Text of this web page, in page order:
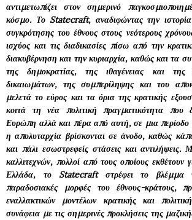
αντιμετωπίζει στον σημερινό
κόσμο. Το Statecraft, αναδιφώντας την ιστορία
συγκρότησης του έθνους στους νεότερους
ισχύος και τις διαδικασίες πίσω από την
διακυβέρνηση και την κυριαρχία, καθώς και τα
της δημοκρατίας, της ιθαγένειας και της
δικαιωμάτων, της συμπερίληψης και του
μελετά το εύρος και τα όρια της κρατικής
κοιτά τη νέα πολιτική πραγματικότητα που
Ευρώπη αλλά και πέρα από αυτή, σε μια περίοδο
η απολυταρχία βρίσκονται σε άνοδο, καθώς
και πάλι εσωστρεφείς στάσεις και
καλλιτεχνών, πολλοί από τους οποίους
Ελλάδα, το Statecraft στρέφει το βλέμμα
παραδοσιακές μορφές του έθνους-κράτους,
εναλλακτικών μοντέλων κρατικής και
συνάφεια με τις σημερινές προκλήσεις της